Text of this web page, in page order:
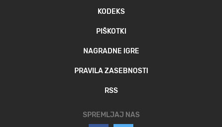
KODEKS
PIŠKOTKI
NAGRADNE IGRE
PRAVILA ZASEBNOSTI
RSS
SPREMLJAJ NAS